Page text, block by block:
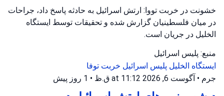
خشونت در خربت تووا: ارتش اسرائیل به حادثه پاسخ داد، جراحات
در میان فلسطینیان گزارش شده و تحقیقات توسط ایستگاه
الخلیل در جریان است.
منبع: پلیس اسرائیل
ایستگاه الخلیل پلیس اسرائیل خربت توفا
جرم • آگوست 6, 2026 at 11:12 ق.ظ • 1 روز پیش